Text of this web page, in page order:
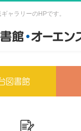
ャラリーのHPです。
図書館